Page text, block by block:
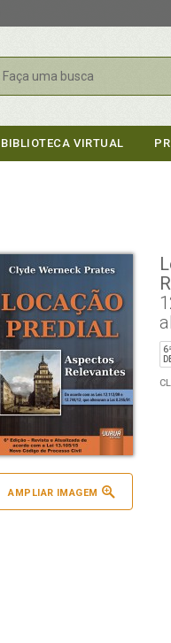
Buscar
BIBLIOTECA VIRTUAL
AMPLIAR IMAGEM